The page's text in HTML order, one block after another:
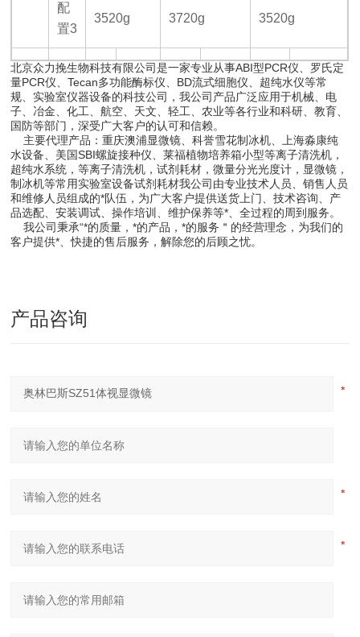
配
置3
3520g 3720g 3520g
北京众力挽生物科技有限公司是一家专业从事ABI型PCR仪、罗氏定
量PCR仪、Tecan多功能酶标仪、BD流式细胞仪、超纯水仪等常
规、实验室仪器设备的科技公司，我公司产品广泛应用于机械、电
子、冶金、化工、航空、天文、轻工、农业等各行业和科研、教育、
国防等部门，深受广大客户的认可和信赖。
主要代理产品：重庆澳浦显微镜、科誉雪花制冰机、上海淼康纯
水设备、美国SBI螺旋接种仪、莱福植物培养箱小型等离子清洗机，
超纯水系统，等离子清洗机，试剂耗材，微量分光光度计，显微镜，
制冰机等常用实验室设备试剂耗材我公司由专业技术人员、销售人员
和维修人员组成的*队伍，为广大客户提供送货上门、技术咨询、产
品选配、安装调试、操作培训、维护保养等*、全过程的周到服务。
我公司秉承“*的质量，*的产品，*的服务＂的经营理念，为我们的
客户提供*、快捷的售后服务，解除您的后顾之忧。
产品咨询